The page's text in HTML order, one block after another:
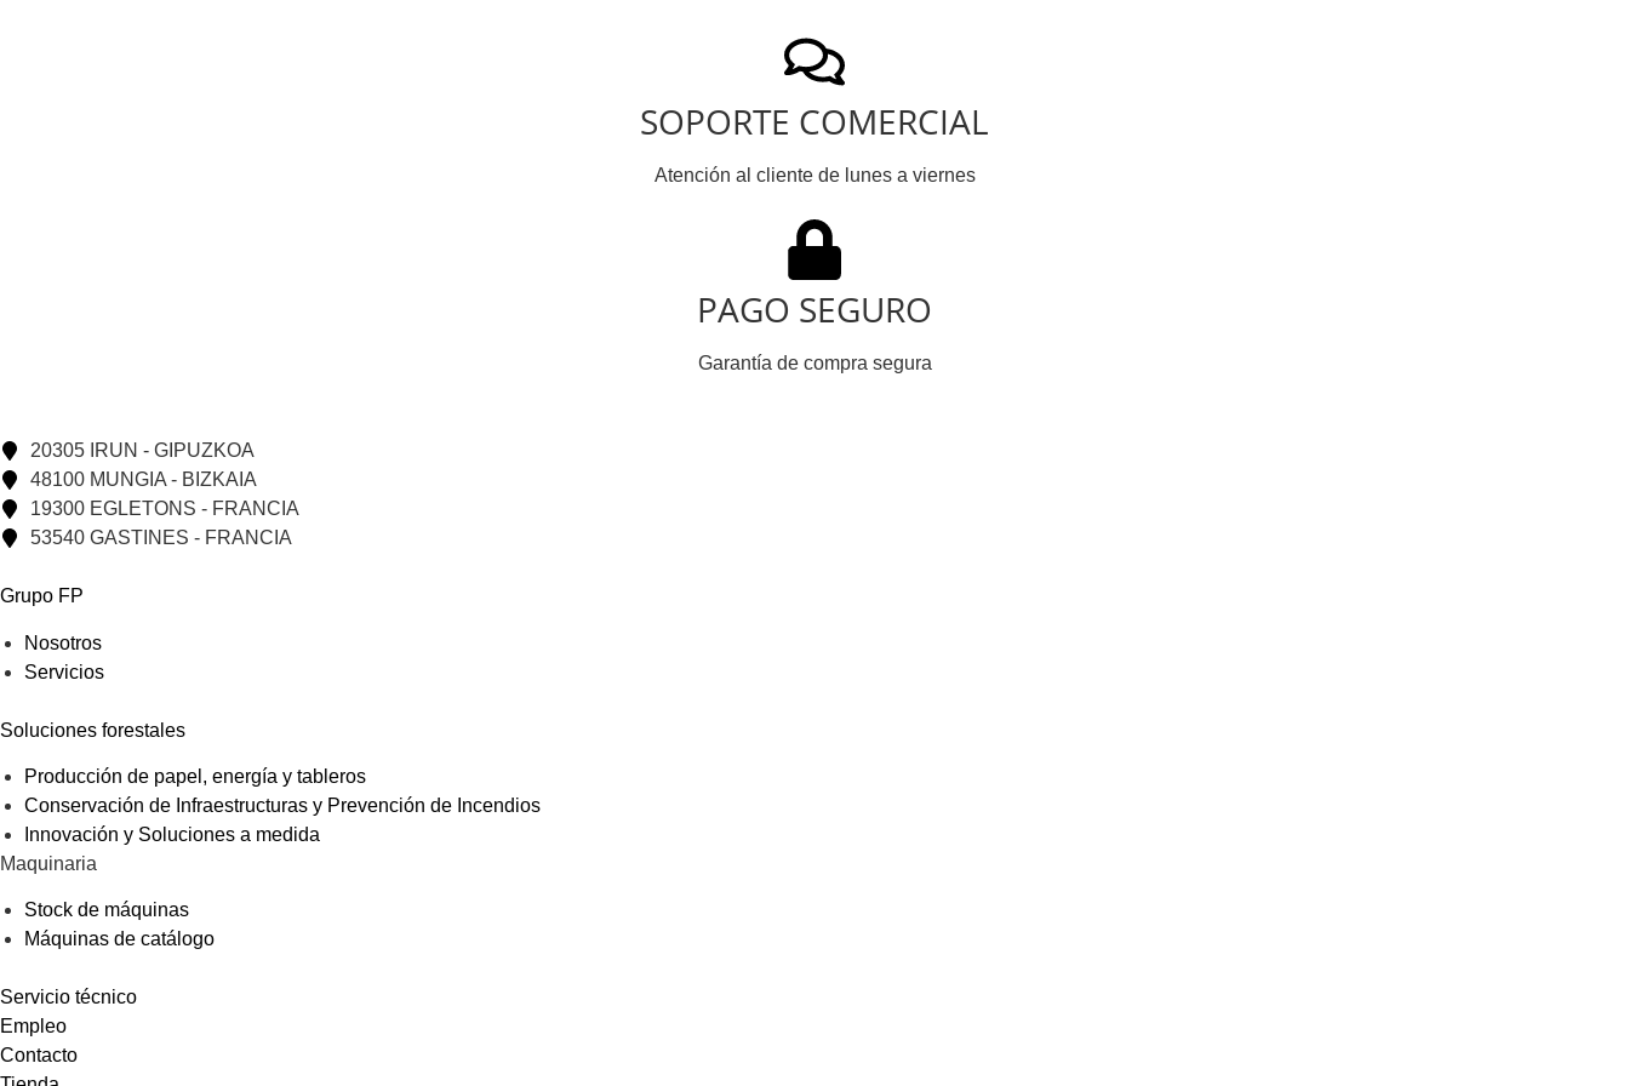
SOPORTE COMERCIAL
Atención al cliente de lunes a viernes
PAGO SEGURO
Garantía de compra segura
20305 IRUN - GIPUZKOA
48100 MUNGIA - BIZKAIA
19300 EGLETONS - FRANCIA
53540 GASTINES - FRANCIA
Grupo FP
Nosotros
Servicios
Soluciones forestales
Producción de papel, energía y tableros
Conservación de Infraestructuras y Prevención de Incendios
Innovación y Soluciones a medida
Maquinaria
Stock de máquinas
Máquinas de catálogo
Servicio técnico
Empleo
Contacto